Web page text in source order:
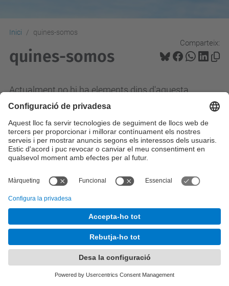
Inici quines-somos
Comparteix:
quines-somos
Actualment no hi ha elements dins d'aquesta
carpeta.
© UPCAnàlisi de Dades Complexes per a les Decisions
Desenvolupat amb
Mapa del lloc